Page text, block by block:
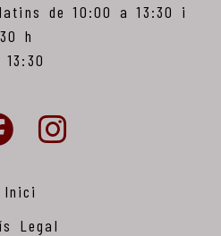
de 10:00 a 13:30 i
h
Inici
Legal